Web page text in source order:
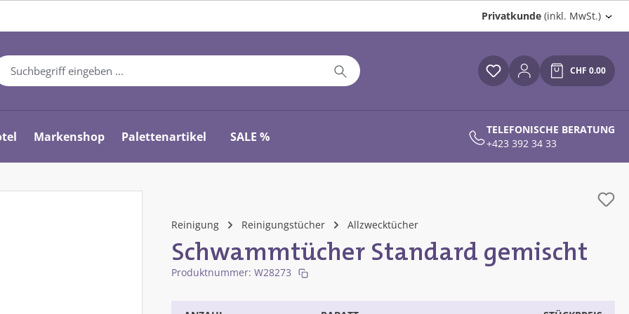
Privatkunde (inkl. MwSt.)
Du hast 0 Produkte auf
CHF 0.00
Markenshop Palettenartikel SALE %
TELEFONISCHE BERATUNG
+423 392 34 33
Reinigung Reinigungstücher Allzwecktücher
Schwammtücher Standard gemischt
Produktnummer: W28273